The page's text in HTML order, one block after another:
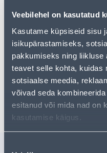
Veebilehel on kasutatud
Kasutame küpsiseid sisu
isikupärastamiseks,
pakkumiseks ning
teavet selle kohta, kuidas
sotsiaalse meedia,
võivad seda
esitanud või mida nad on
kasutamise käigus.
• Sinine klaasmosaiik
• Läikiv pinnaviimistlus.
• Saab luua
• 14-päevane
Доставка невозможна